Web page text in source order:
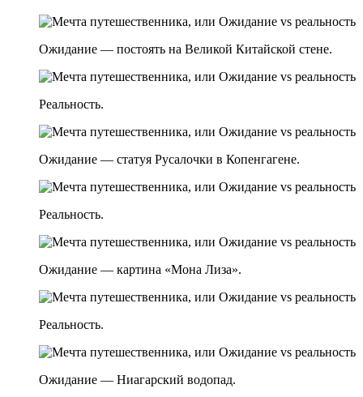
Ожидание — постоять на Великой Китайской стене.
Реальность.
Ожидание — статуя Русалочки в Копенгагене.
Реальность.
Ожидание — картина «Мона Лиза».
Реальность.
Ожидание — Ниагарский водопад.